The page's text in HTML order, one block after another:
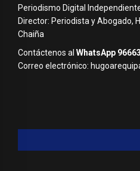
Periodismo Digital
Director: Periodista y Abogado,
Chaiña
Contáctenos al WhatsApp
Correo electrónico: